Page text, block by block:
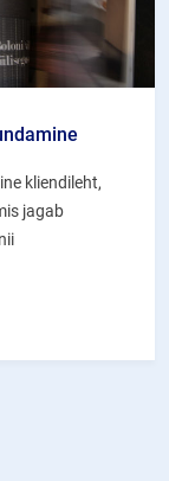
kliendileht,
jagab